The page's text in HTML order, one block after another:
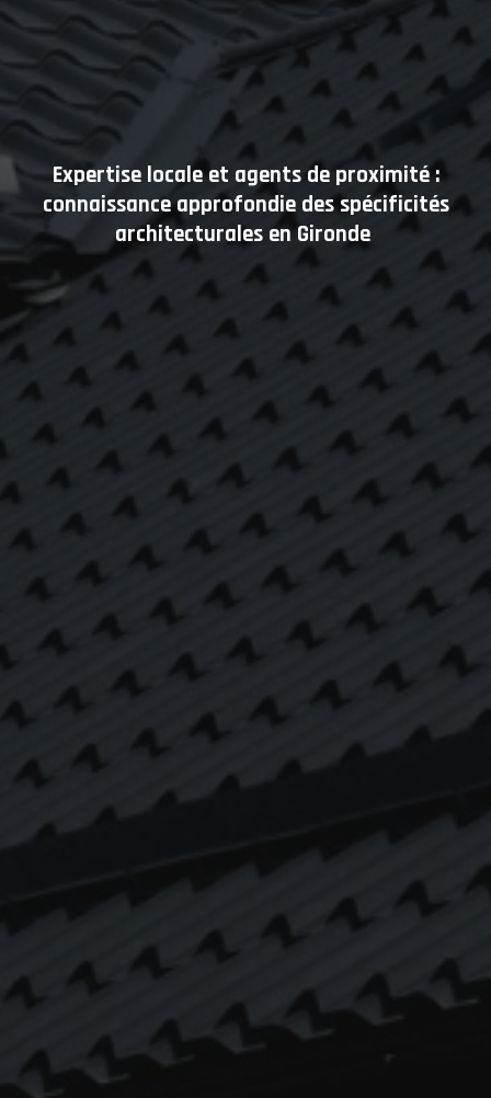
Expertise locale et agents de proximité :
connaissance approfondie des spécificités
architecturales en Gironde